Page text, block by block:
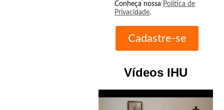
Conheça nossa Política de
Privacidade.
Vídeos IHU